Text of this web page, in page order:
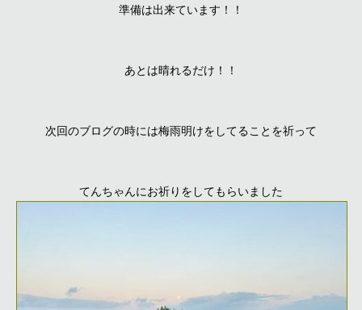
準備は出来ています！！
あとは晴れるだけ！！
次回のブログの時には梅雨明けをしてることを祈って
てんちゃんにお祈りをしてもらいました